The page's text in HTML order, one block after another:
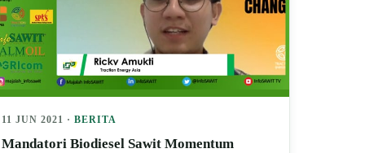
11 JUN 2021 · BERITA
Mandatori Biodiesel Sawit Momentum